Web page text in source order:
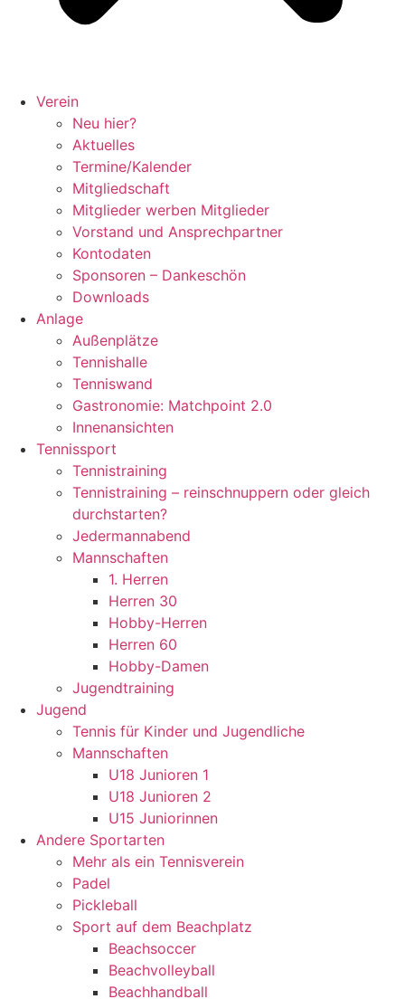
Verein
Neu hier?
Aktuelles
Termine/Kalender
Mitgliedschaft
Mitglieder werben Mitglieder
Vorstand und Ansprechpartner
Kontodaten
Sponsoren – Dankeschön
Downloads
Anlage
Außenplätze
Tennishalle
Tenniswand
Gastronomie: Matchpoint 2.0
Innenansichten
Tennissport
Tennistraining
Tennistraining – reinschnuppern oder gleich
durchstarten?
Jedermannabend
Mannschaften
1. Herren
Herren 30
Hobby-Herren
Herren 60
Hobby-Damen
Jugendtraining
Jugend
Tennis für Kinder und Jugendliche
Mannschaften
U18 Junioren 1
U18 Junioren 2
U15 Juniorinnen
Andere Sportarten
Mehr als ein Tennisverein
Padel
Pickleball
Sport auf dem Beachplatz
Beachsoccer
Beachvolleyball
Beachhandball